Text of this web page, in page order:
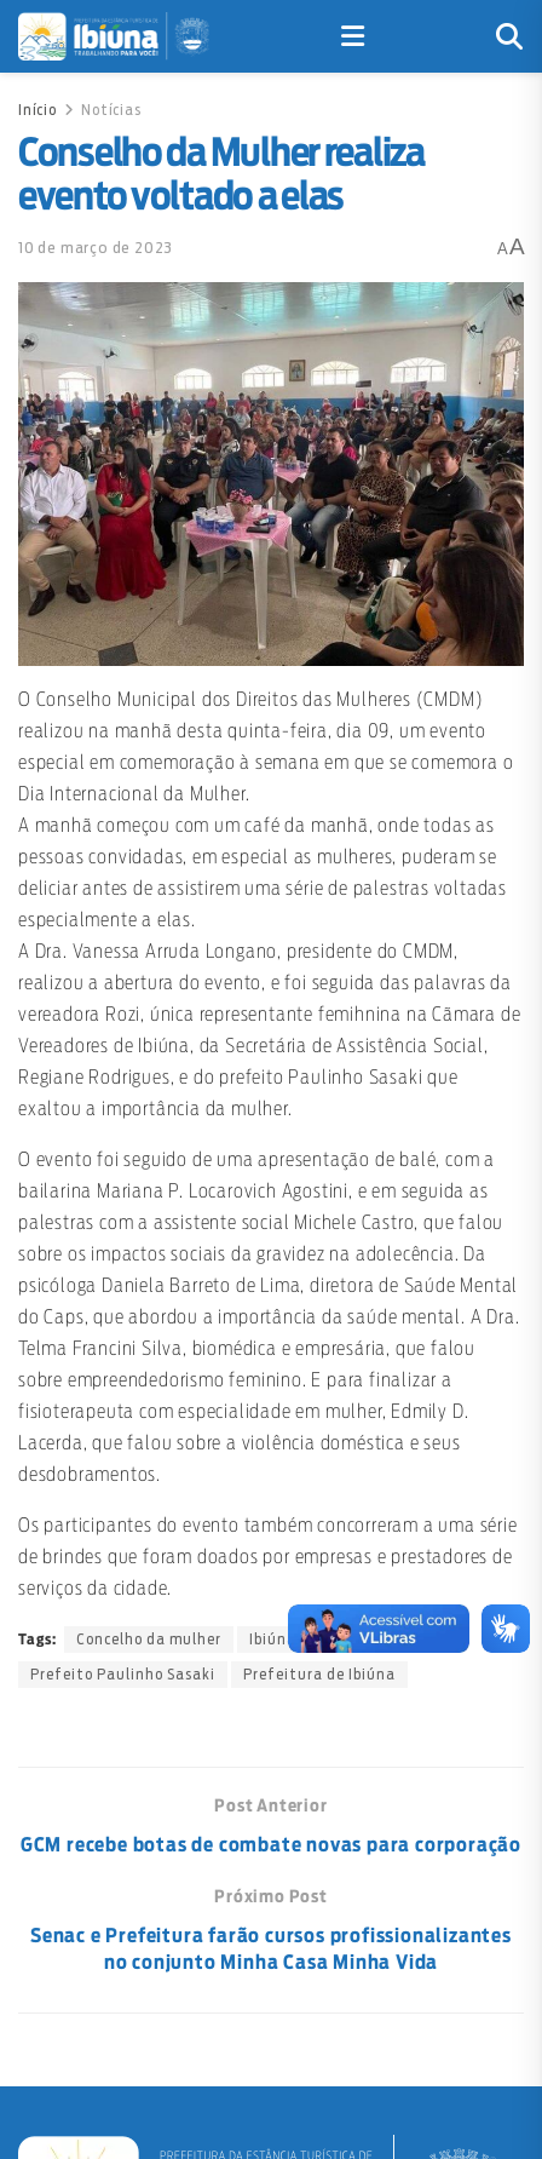
Início Notícias
Conselho da Mulher realiza
evento voltado a elas
10 de março de 2023 AA
O Conselho Municipal dos Direitos das Mulheres (CMDM)
realizou na manhã desta quinta-feira, dia 09, um evento
especial em comemoração à semana em que se comemora o
Dia Internacional da Mulher.
A manhã começou com um café da manhã, onde todas as
pessoas convidadas, em especial as mulheres, puderam se
deliciar antes de assistirem uma série de palestras voltadas
especialmente a elas.
A Dra. Vanessa Arruda Longano, presidente do CMDM,
realizou a abertura do evento, e foi seguida das palavras da
vereadora Rozi, única representante femihnina na Cãmara de
Vereadores de Ibiúna, da Secretária de Assistência Social,
Regiane Rodrigues, e do prefeito Paulinho Sasaki que
exaltou a importância da mulher.
O evento foi seguido de uma apresentação de balé, com a
bailarina Mariana P. Locarovich Agostini, e em seguida as
palestras com a assistente social Michele Castro, que falou
sobre os impactos sociais da gravidez na adolecência. Da
psicóloga Daniela Barreto de Lima, diretora de Saúde Mental
do Caps, que abordou a importância da saúde mental. A Dra.
Telma Francini Silva, biomédica e empresária, que falou
sobre empreendedorismo feminino. E para finalizar a
fisioterapeuta com especialidade em mulher, Edmily D.
Lacerda, que falou sobre a violência doméstica e seus
desdobramentos.
Os participantes do evento também concorreram a uma série
de brindes que foram doados por empresas e prestadores de
serviços da cidade.
Tags: Concelho da mulher Ibiúna PREFEITO
Prefeito Paulinho Sasaki Prefeitura de Ibiúna
Post Anterior
GCM recebe botas de combate novas para corporação
Próximo Post
Senac e Prefeitura farão cursos profissionalizantes
no conjunto Minha Casa Minha Vida